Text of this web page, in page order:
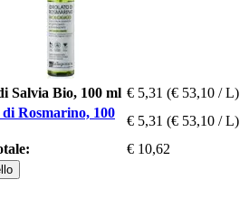
Salvia Bio, 100 ml € 5,31 (€ 53,10 / L)
Rosmarino, 100
€ 5,31 (€ 53,10 / L)
€ 10,62